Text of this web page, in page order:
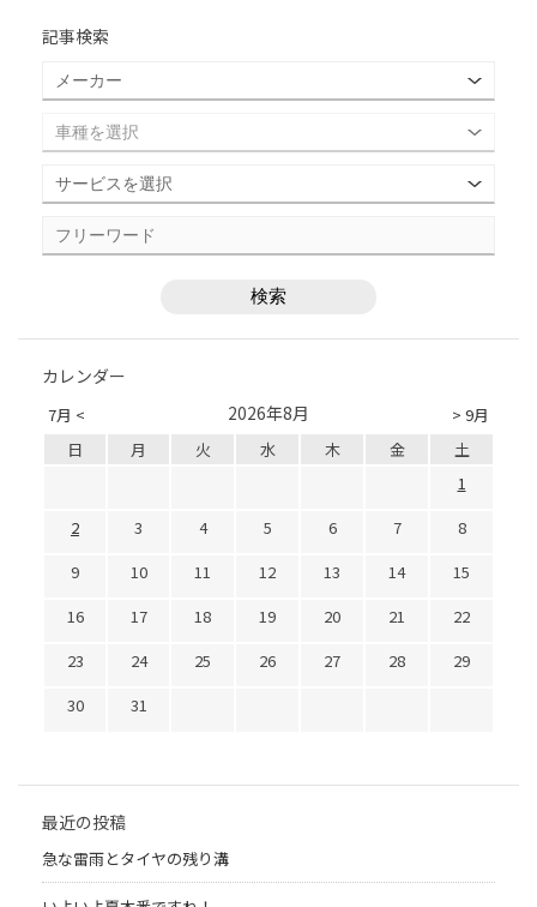
記事検索
カレンダー
7月 < > 9月
2026年8月
日 月 火 水 木 金
土
1
2
3 4 5 6 7
8
9
10 11 12 13 14
15
16
17 18 19 20 21
22
23
24 25 26 27 28
29
30
31
最近の投稿
急な雷雨とタイヤの残り溝